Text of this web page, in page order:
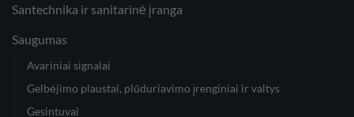
Santechnika ir sanitarinė įranga
Saugumas
Avariniai signalai
Gelbėjimo plaustai, plūduriavimo įrenginiai ir valtys
Gesintuvai